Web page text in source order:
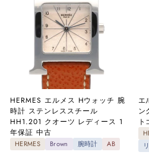
HERMES エルメス Hウォッチ 腕
時計 ステンレススチール
HH1.201 クオーツ レディース 1
年保証 中古
HERMES Brown 腕時計 AB
エ
ン